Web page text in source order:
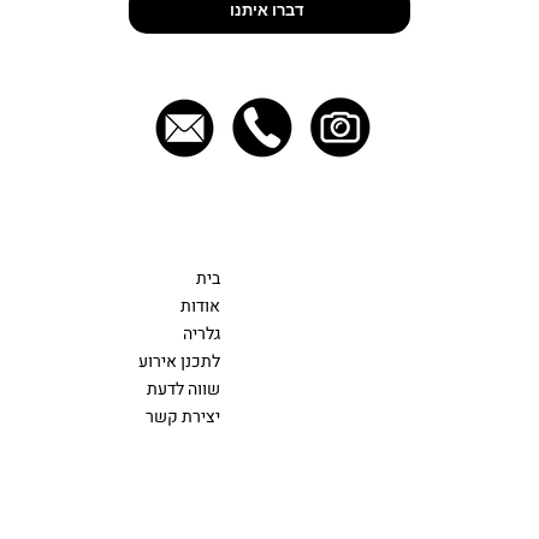
דברו איתנו
בית
אודות
גלריה
לתכנן אירוע
שווה לדעת
יצירת קשר